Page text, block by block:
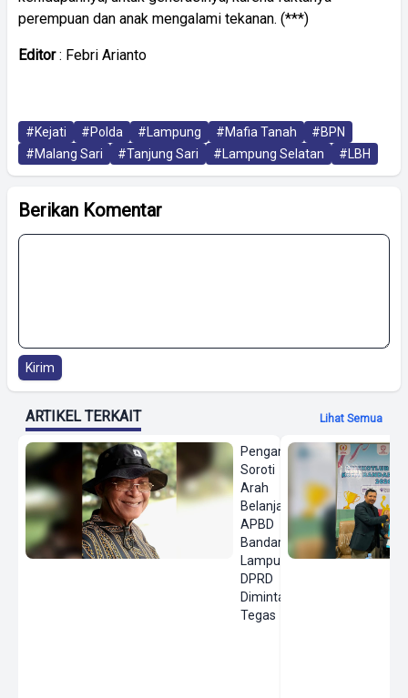
perempuan dan anak mengalami tekanan. (***)
Editor: Febri Arianto
#Kejati #Polda #Lampung #Mafia Tanah
#BPN
#Malang Sari
#Tanjung Sari #Lampung Selatan #LBH
Berikan Komentar
Kirim
ARTIKEL TERKAIT Lihat Semua
Pengamat
Soroti
Arah
Belanja
APBD
Bandar
Lampung,
DPRD
Diminta
Tegas